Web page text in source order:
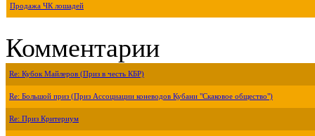
Продажа ЧК лошадей
Комментарии
Re: Кубок Майлеров (Приз в честь КБР)
Re: Большой приз (Приз Ассоциации коневодов Кубани "Скаковое общество")
Re: Приз Критериум